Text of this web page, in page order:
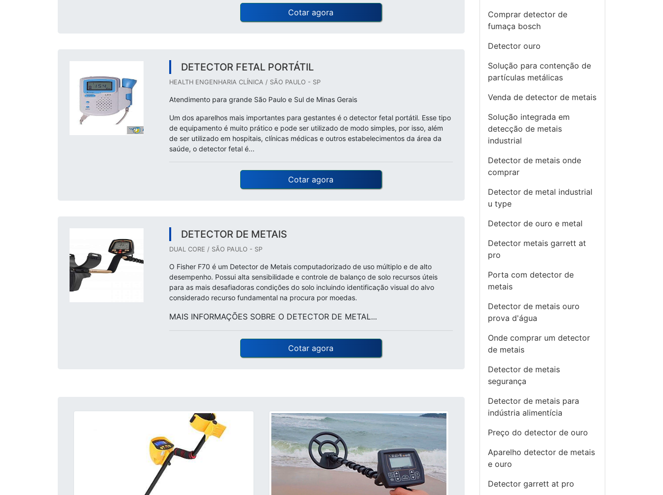
Cotar agora
DETECTOR FETAL PORTÁTIL
HEALTH ENGENHARIA CLÍNICA / SÃO PAULO - SP
Atendimento para grande São Paulo e Sul de Minas Gerais
Um dos aparelhos mais importantes para gestantes é o detector fetal portátil. Esse tipo
de equipamento é muito prático e pode ser utilizado de modo simples, por isso, além
de ser utilizado em hospitais, clínicas médicas e outros estabelecimentos da área da
saúde, o detector fetal é...
Cotar agora
DETECTOR DE METAIS
DUAL CORE / SÃO PAULO - SP
O Fisher F70 é um Detector de Metais computadorizado de uso múltiplo e de alto
desempenho. Possui alta sensibilidade e controle de balanço de solo recursos úteis
para as mais desafiadoras condições do solo incluindo identificação visual do alvo
considerado recurso fundamental na procura por moedas.
MAIS INFORMAÇÕES SOBRE O DETECTOR DE METAL...
Cotar agora
Comprar detector de
fumaça bosch
Detector ouro
Solução para contenção de
partículas metálicas
Venda de detector de metais
Solução integrada em
detecção de metais
industrial
Detector de metais onde
comprar
Detector de metal industrial
u type
Detector de ouro e metal
Detector metais garrett at
pro
Porta com detector de
metais
Detector de metais ouro
prova d'água
Onde comprar um detector
de metais
Detector de metais
segurança
Detector de metais para
indústria alimentícia
Preço do detector de ouro
Aparelho detector de metais
e ouro
Detector garrett at pro